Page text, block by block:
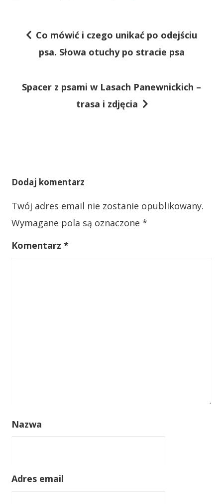
a
p
i
s
u
Co mówić i czego unikać po odejściu
psa. Słowa otuchy po stracie psa
Spacer z psami w Lasach Panewnickich –
trasa i zdjęcia
Dodaj komentarz
Twój adres email nie zostanie opublikowany.
Wymagane pola są oznaczone *
Komentarz *
Nazwa
Adres email